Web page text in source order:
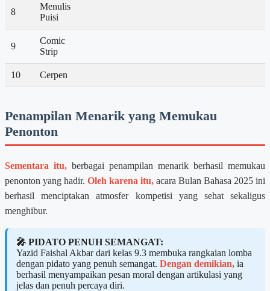
8
Menulis
Puisi
9
Comic
Strip
10 Cerpen
Penampilan Menarik yang Memukau
Penonton
Sementara itu, berbagai penampilan menarik berhasil memukau
penonton yang hadir. Oleh karena itu, acara Bulan Bahasa 2025 ini
berhasil menciptakan atmosfer kompetisi yang sehat sekaligus
menghibur.
🎤 PIDATO PENUH SEMANGAT:
Yazid Faishal Akbar dari kelas 9.3 membuka rangkaian lomba
dengan pidato yang penuh semangat. Dengan demikian, ia
berhasil menyampaikan pesan moral dengan artikulasi yang
jelas dan penuh percaya diri.